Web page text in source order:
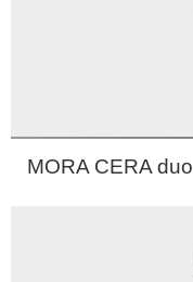
MORA CERA duo